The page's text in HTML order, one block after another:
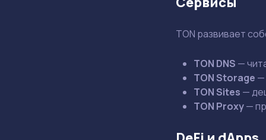
TON развивает
TON DNS —
TON Storage —
TON Sites —
TON Proxy—